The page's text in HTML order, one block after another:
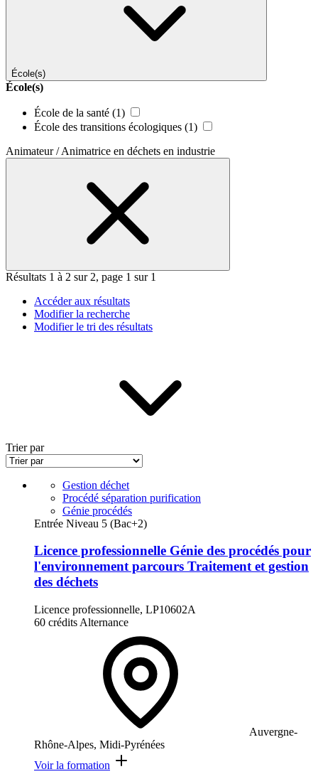
École(s)
École(s)
École de la santé (1)
École des transitions écologiques (1)
Animateur / Animatrice en déchets en industrie
Résultats 1 à 2 sur 2, page 1 sur 1
Accéder aux résultats
Modifier la recherche
Modifier le tri des résultats
Trier par
Gestion déchet
Procédé séparation purification
Génie procédés
Entrée Niveau 5 (Bac+2)
Licence professionnelle Génie des procédés pour
l'environnement parcours Traitement et gestion
des déchets
Licence professionnelle, LP10602A
60 crédits Alternance
Auvergne-
Rhône-Alpes, Midi-Pyrénées
Voir la formation